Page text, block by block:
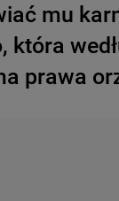
mu
prawa